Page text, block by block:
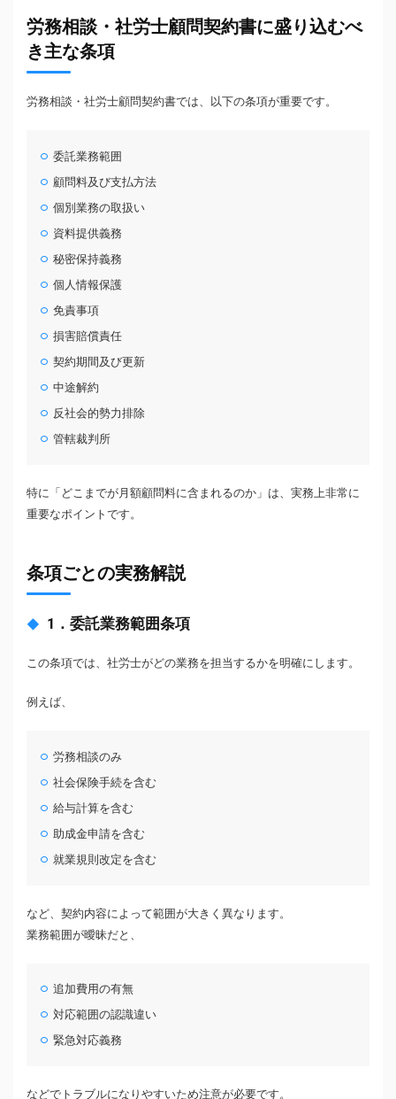
労務相談・社労士顧問契約書に盛り込むべ
き主な条項
労務相談・社労士顧問契約書では、以下の条項が重要です。
委託業務範囲
顧問料及び支払方法
個別業務の取扱い
資料提供義務
秘密保持義務
個人情報保護
免責事項
損害賠償責任
契約期間及び更新
中途解約
反社会的勢力排除
管轄裁判所
特に「どこまでが月額顧問料に含まれるのか」は、実務上非常に
重要なポイントです。
条項ごとの実務解説
1．委託業務範囲条項
この条項では、社労士がどの業務を担当するかを明確にします。
例えば、
労務相談のみ
社会保険手続を含む
給与計算を含む
助成金申請を含む
就業規則改定を含む
など、契約内容によって範囲が大きく異なります。
業務範囲が曖昧だと、
追加費用の有無
対応範囲の認識違い
緊急対応義務
などでトラブルになりやすいため注意が必要です。